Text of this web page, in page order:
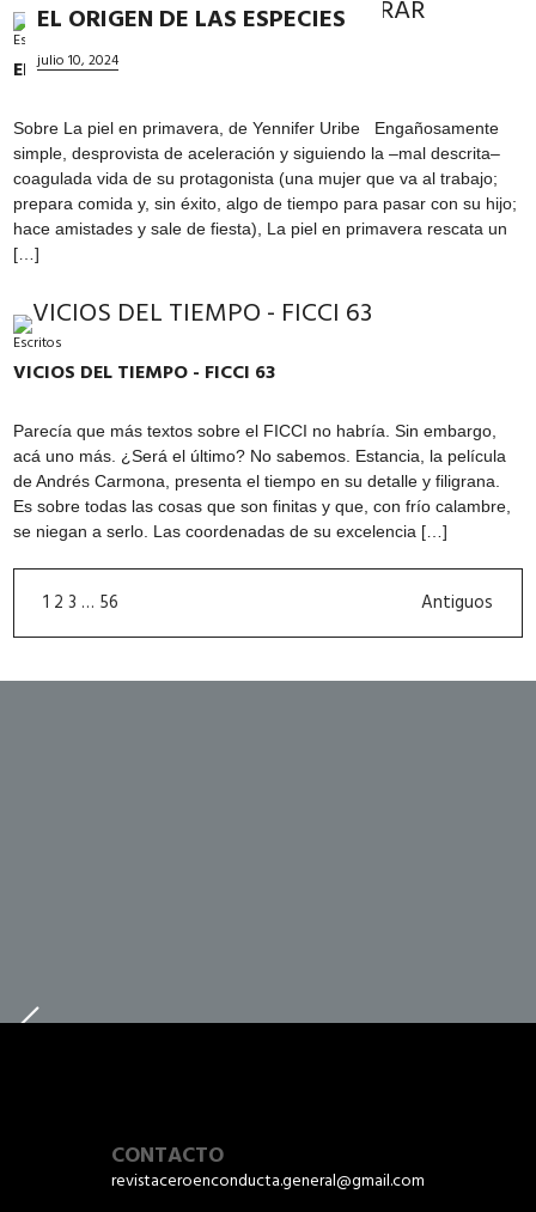
EL ORIGEN DE LAS ESPECIES
julio 10, 2024
Escritos
EL (INELUDIBLE) OFICIO DE MIRAR
Sobre La piel en primavera, de Yennifer Uribe Engañosamente
simple, desprovista de aceleración y siguiendo la –mal descrita–
coagulada vida de su protagonista (una mujer que va al trabajo;
prepara comida y, sin éxito, algo de tiempo para pasar con su hijo;
hace amistades y sale de fiesta), La piel en primavera rescata un
[…]
Escritos
VICIOS DEL TIEMPO - FICCI 63
Parecía que más textos sobre el FICCI no habría. Sin embargo,
acá uno más. ¿Será el último? No sabemos. Estancia, la película
de Andrés Carmona, presenta el tiempo en su detalle y filigrana.
Es sobre todas las cosas que son finitas y que, con frío calambre,
se niegan a serlo. Las coordenadas de su excelencia […]
1 2 3 … 56 Antiguos
CONTACTO
revistaceroenconducta.general@gmail.com